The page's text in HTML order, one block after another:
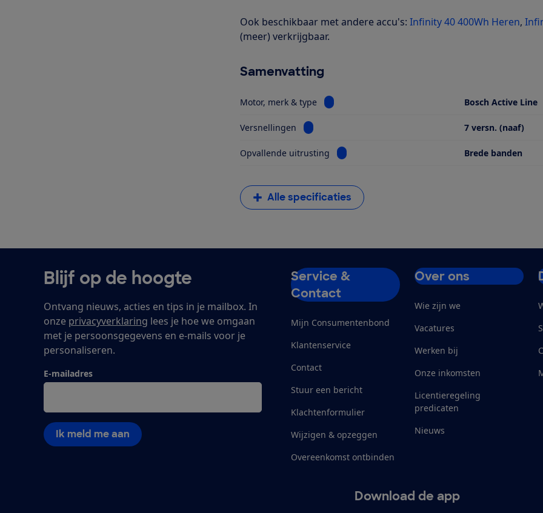
Ook beschikbaar met andere accu's: Infinity 40 400Wh Heren,
(meer) verkrijgbaar.
Samenvatting
Motor, merk & type Bekijk informatie voor Motor, merk & typeBosch Active Line
Versnellingen Bekijk informatie voor Versnellingen 7 versn. (naaf)
Opvallende uitrusting Bekijk informatie voor Opvallende uitrusting
Brede banden
Alle specificaties
Blijf op de hoogte
Ontvang nieuws, acties en tips in je mailbox. In
onze privacyverklaring lees je hoe we omgaan
met je persoonsgegevens en e-mails voor je
personaliseren.
E-mailadres
Ik meld me aan
Service &
Contact
Mijn Consumentenbond
Klantenservice
Contact
Stuur een bericht
Klachtenformulier
Wijzigen & opzeggen
Overeenkomst ontbinden
Over ons
Wie zijn we
Vacatures
Werken bij
Onze inkomsten
Licentieregeling
predicaten
Nieuws
Download de app